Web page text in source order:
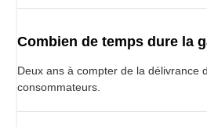
Combien de temps dure la
Deux ans à compter de la délivrance
consommateurs.